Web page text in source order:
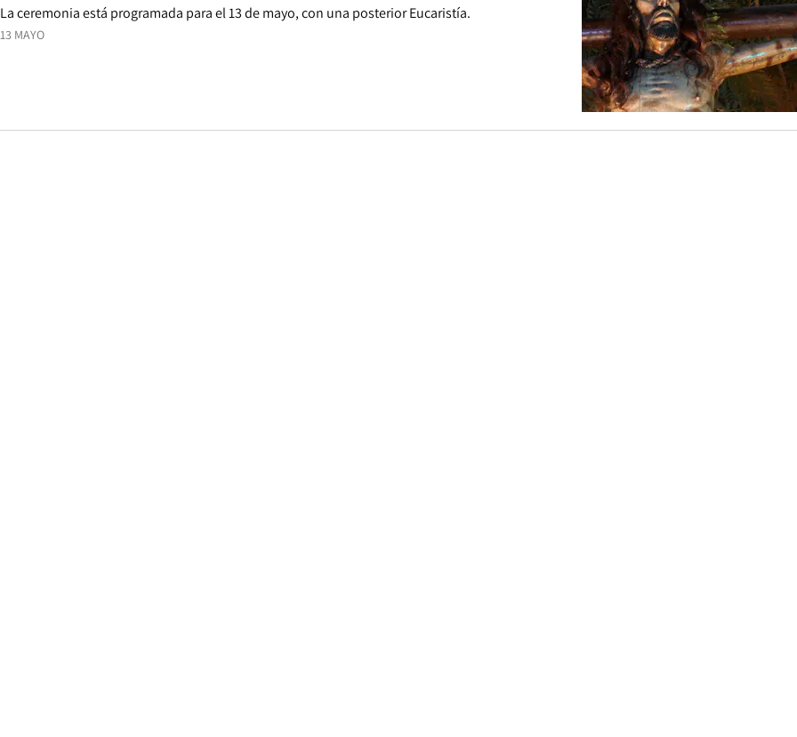
13 MAYO
La ceremonia está programada para el 13 de mayo, con una posterior Eucaristía.